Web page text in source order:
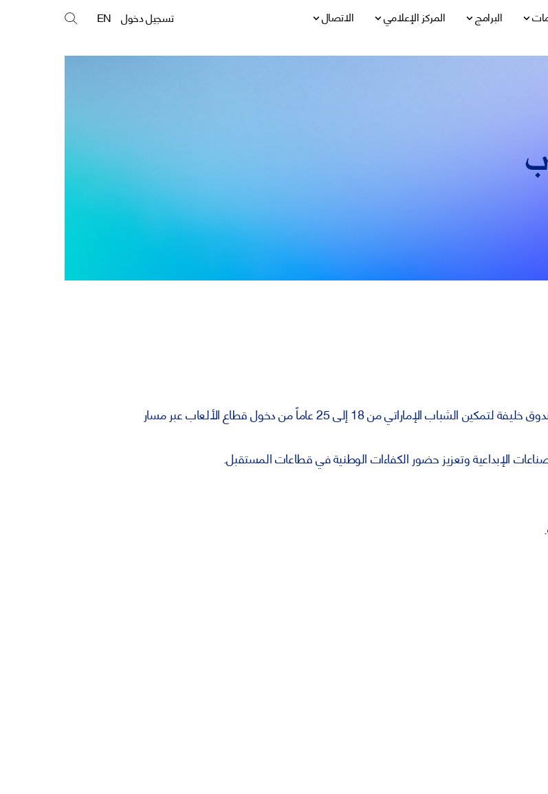
البرامج المركز الإعلامي الاتصال تسجيل دخول EN
برنامج حاضنة ابتكار الألعاب هو مبادرة رائدة ينظمها صندوق خليفة لتمكين الشباب الإماراتي من 18 إلى 25 عاماً من دخول قطاع الألعاب عبر مسار
الإبداعية وتعزيز حضور الكفاءات الوطنية في قطاعات المستقبل.